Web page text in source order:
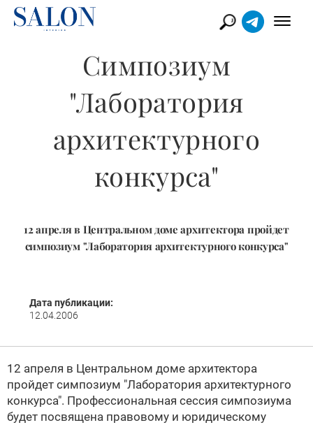
Симпозиум
"Лаборатория
архитектурного
конкурса"
12 апреля в Центральном доме архитектора пройдет
симпозиум "Лаборатория архитектурного конкурса"
Дата публикации:
12.04.2006
12 апреля в Центральном доме архитектора
пройдет симпозиум "Лаборатория архитектурного
конкурса". Профессиональная сессия симпозиума
будет посвящена правовому и юридическому